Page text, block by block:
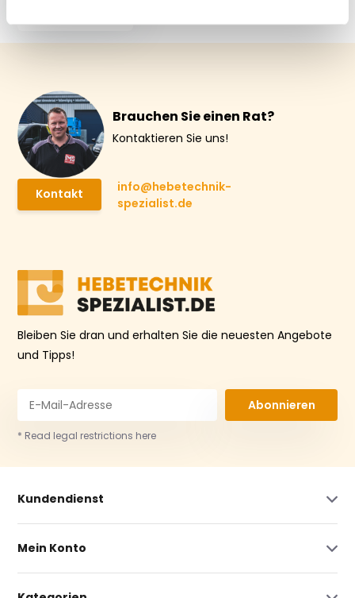
Brauchen Sie einen Rat?
Kontaktieren Sie uns!
Kontakt
info@hebetechnik-
spezialist.de
Bleiben Sie dran und erhalten Sie die neuesten Angebote
und Tipps!
Abonnieren
* Read legal restrictions here
Kundendienst
Mein Konto